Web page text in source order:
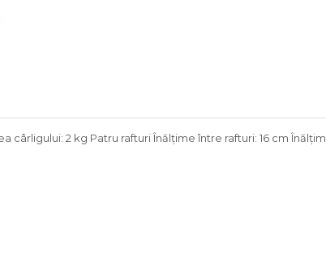
2 kg Patru rafturi Înălţime între rafturi: 16 cm